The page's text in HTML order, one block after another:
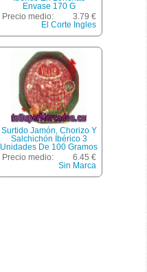
Envase 170 G
Precio medio:
3.79 €
El Corte Ingles
Surtido Jamón, Chorizo Y
Salchichón Ibérico 3
Unidades De 100 Gramos
Precio medio:
6.45 €
Sin Marca